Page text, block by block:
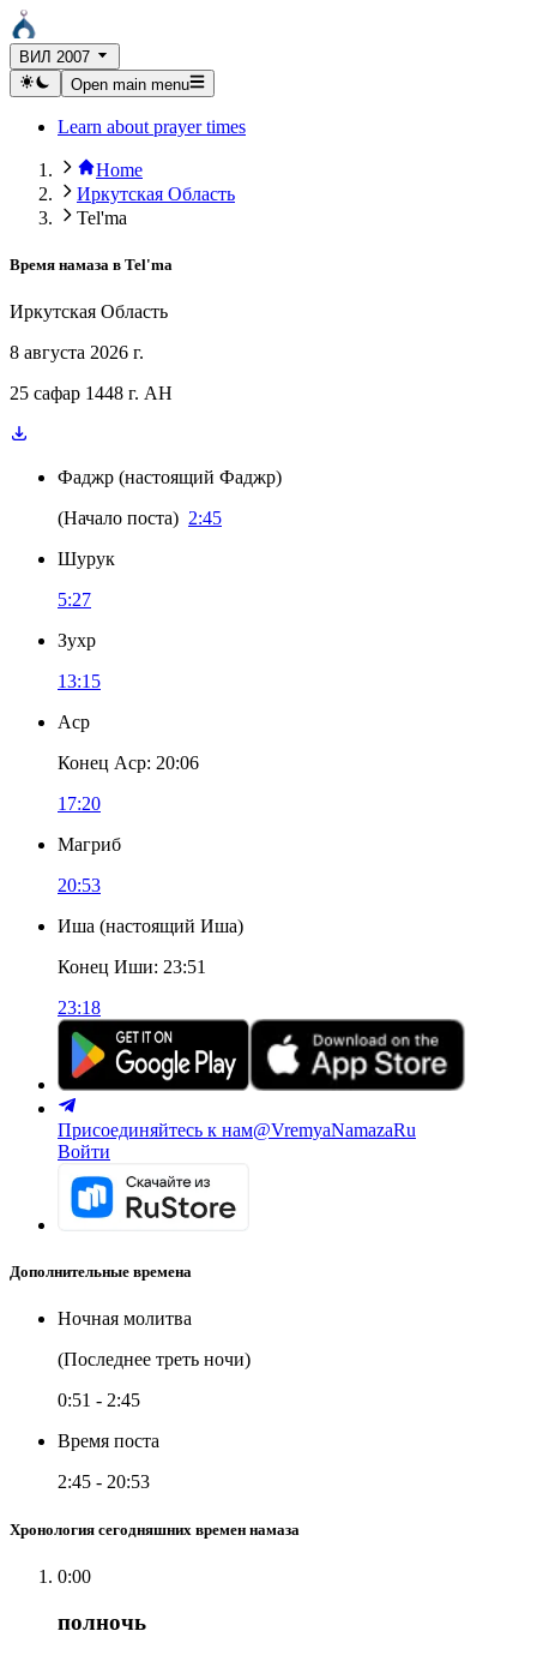
ВИЛ 2007
Open main menu
Learn about prayer times
Home
Иркутская Область
Tel'ma
Время намаза в Tel'ma
Иркутская Область
8 августа 2026 г.
25 сафар 1448 г. AH
Фаджр (настоящий Фаджр)
(Начало поста) 2:45
Шурук
5:27
Зухр
13:15
Аср
Конец Аср: 20:06
17:20
Магриб
20:53
Иша (настоящий Иша)
Конец Иши: 23:51
23:18
Присоединяйтесь к нам@VremyaNamazaRu
Войти
Дополнительные времена
Ночная молитва
(Последнее треть ночи)
0:51 - 2:45
Время поста
2:45 - 20:53
Хронология сегодняшних времен намаза
0:00
полночь